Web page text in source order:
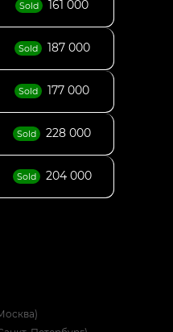
Sold 161 000
Sold 187 000
Sold 177 000
Sold 228 000
Sold 204 000